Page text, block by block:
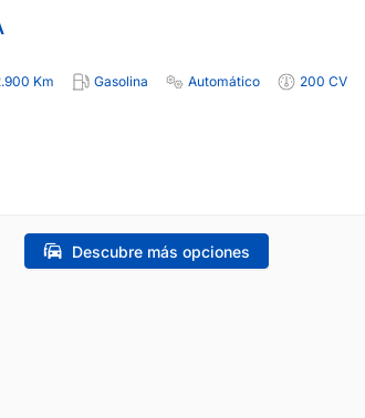
Km Gasolina Automático 200 CV
Descubre más opciones